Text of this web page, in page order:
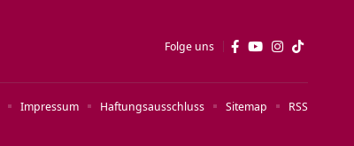
Folge uns
Impressum Haftungsausschluss Sitemap RSS